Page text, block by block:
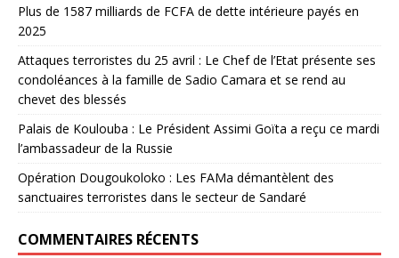
Plus de 1587 milliards de FCFA de dette intérieure payés en
2025
Attaques terroristes du 25 avril : Le Chef de l’Etat présente ses
condoléances à la famille de Sadio Camara et se rend au
chevet des blessés
Palais de Koulouba : Le Président Assimi Goïta a reçu ce mardi
l’ambassadeur de la Russie
Opération Dougoukoloko : Les FAMa démantèlent des
sanctuaires terroristes dans le secteur de Sandaré
COMMENTAIRES RÉCENTS